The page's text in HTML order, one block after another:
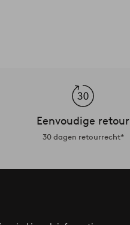
Eenvoudige retour
30 dagen retourrecht*